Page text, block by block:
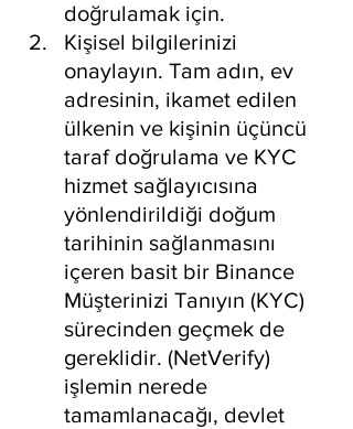
doğrulamak için.
Kişisel bilgilerinizi
onaylayın. Tam adın, ev
adresinin, ikamet edilen
ülkenin ve kişinin üçüncü
taraf doğrulama ve KYC
hizmet sağlayıcısına
yönlendirildiği doğum
tarihinin sağlanmasını
içeren basit bir Binance
Müşterinizi Tanıyın (KYC)
sürecinden geçmek de
gereklidir. (NetVerify)
işlemin nerede
tamamlanacağı, devlet